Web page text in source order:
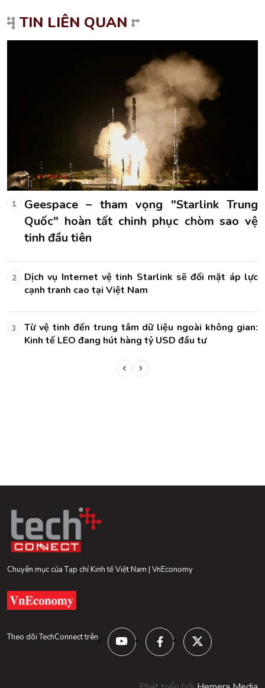
TIN LIÊN QUAN
1
Geespace – tham vọng "Starlink Trung
Quốc" hoàn tất chinh phục chòm sao vệ
tinh đầu tiên
2
Dịch vụ Internet vệ tinh Starlink sẽ đối mặt áp lực
cạnh tranh cao tại Việt Nam
3
Từ vệ tinh đến trung tâm dữ liệu ngoài không gian:
Kinh tế LEO đang hút hàng tỷ USD đầu tư
Chuyên mục của Tạp chí Kinh tế Việt Nam | VnEconomy
Theo dõi TechConnect trên